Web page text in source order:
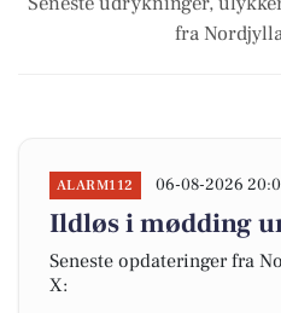
fra
ALARM112 06-08-2026
Ildløs i mødding
Seneste opdateringer fra
X: